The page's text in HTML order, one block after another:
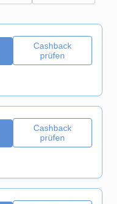
Cashback
prüfen
Cashback
prüfen